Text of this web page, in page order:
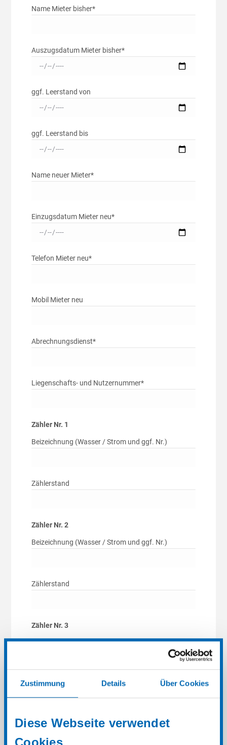
Zustimmung Details Über Cookies
Diese Webseite verwendet
Cookies
Name Mieter bisher*
Auszugsdatum Mieter bisher*
ggf. Leerstand von
ggf. Leerstand bis
Name neuer Mieter*
Einzugsdatum Mieter neu*
Telefon Mieter neu*
Mobil Mieter neu
Abrechnungsdienst*
Liegenschafts- und Nutzernummer*
Zähler Nr. 1
Beizeichnung (Wasser / Strom und ggf. Nr.)
Zählerstand
Zähler Nr. 2
Beizeichnung (Wasser / Strom und ggf. Nr.)
Zählerstand
Zähler Nr. 3
Beizeichnung (Wasser / Strom und ggf. Nr.)
Zählerstand
Zähler Nr. 4
Beizeichnung (Wasser / Strom und ggf. Nr.)